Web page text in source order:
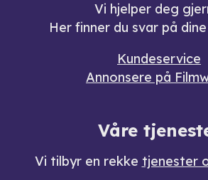
Vi hjelper deg
Her finner du svar på
Kundeservice
Annonsere på
Våre
Vi tilbyr en rekke tjenester